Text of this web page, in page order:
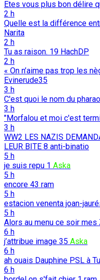
Etes vous plus bon délire
2 h
Quelle est la différence
Narita
2 h
Tu as raison. 19 HachDP
2 h
« On n’aime pas trop les
Evinerude35
3 h
C'est quoi le nom du
3 h
"Morfalou et moi c'est
3 h
WW2 LES NAZIS
LEUR BITE 8 anti-binatio
5 h
je suis repu 1 Aska
5 h
encore 43 ram
5 h
estacion venenta joan-
5 h
Alors au menu ce soir mes
6 h
j’attribue image 35 Aska
6 h
ah ouais Dauphine PSL à
6 h